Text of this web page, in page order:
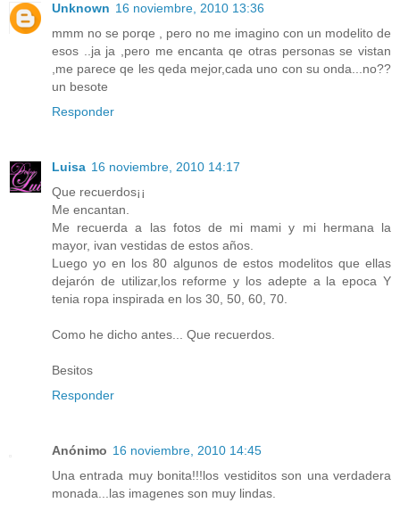
Unknown 16 noviembre, 2010 13:36
mmm no se porqe , pero no me imagino con un modelito de
esos ..ja ja ,pero me encanta qe otras personas se vistan
,me parece qe les qeda mejor,cada uno con su onda...no??
un besote
Responder
Luisa 16 noviembre, 2010 14:17
Que recuerdos¡¡
Me encantan.
Me recuerda a las fotos de mi mami y mi hermana la
mayor, ivan vestidas de estos años.
Luego yo en los 80 algunos de estos modelitos que ellas
dejarón de utilizar,los reforme y los adepte a la epoca Y
tenia ropa inspirada en los 30, 50, 60, 70.
Como he dicho antes... Que recuerdos.
Besitos
Responder
Anónimo 16 noviembre, 2010 14:45
Una entrada muy bonita!!!los vestiditos son una verdadera
monada...las imagenes son muy lindas.